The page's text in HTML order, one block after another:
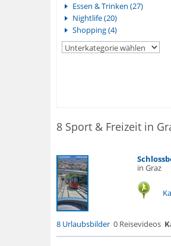
Essen & Trinken (27)
Nightlife (20)
Shopping (4)
8 Sport & Freizeit in
in Graz
8 Urlaubsbilder 0 Reisevideos